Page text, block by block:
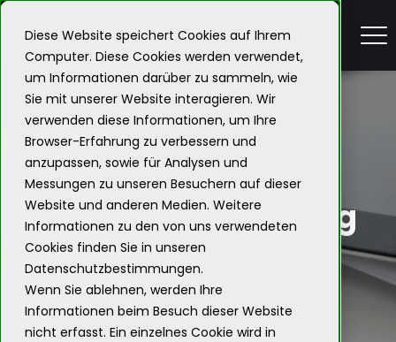
Diese Website speichert Cookies auf Ihrem
Computer. Diese Cookies werden verwendet,
um Informationen darüber zu sammeln, wie
Sie mit unserer Website interagieren. Wir
verwenden diese Informationen, um Ihre
Browser-Erfahrung zu verbessern und
anzupassen, sowie für Analysen und
Messungen zu unseren Besuchern auf dieser
Website und anderen Medien. Weitere
Informationen zu den von uns verwendeten
Cookies finden Sie in unseren
Datenschutzbestimmungen.
Wenn Sie ablehnen, werden Ihre
Informationen beim Besuch dieser Website
nicht erfasst. Ein einzelnes Cookie wird in
Digital Signage Blog
von KOKE